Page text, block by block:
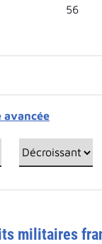
56
avancée
militaires